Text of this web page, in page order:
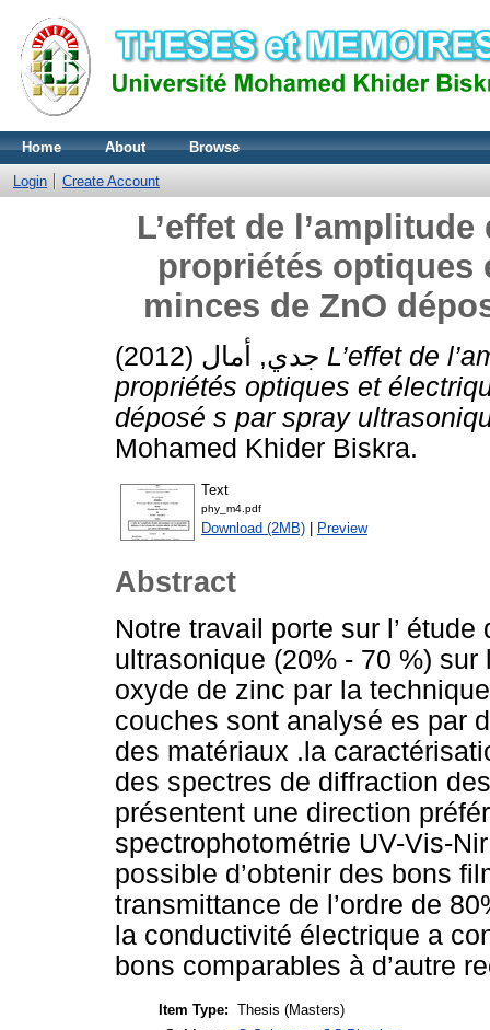
Home About Browse
Login Create Account
L’effet de
propriétés optiques
minces de ZnO
جدي, أمال L’effet de
propriétés optiques et
déposé s par spray
Mohamed Khider Biskra.
Text
phy_m4.pdf
Download (2MB) | Preview
Abstract
Notre travail porte sur l’ étude
ultrasonique (20% - 70 %)
oxyde de zinc par la
couches sont analysé es par
des matériaux .la
des spectres de diffraction
présentent une direction
spectrophotométrie UV-Vis-
possible d’obtenir des bons
transmittance de l’ordre de
la conductivité électrique a
bons comparables à d’autre
Item Type: Thesis (Masters)